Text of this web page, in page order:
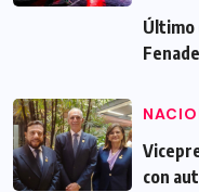
Último
con